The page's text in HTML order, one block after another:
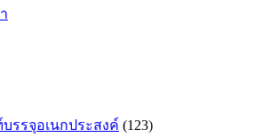
รรจุอเนกประสงค์ (123)